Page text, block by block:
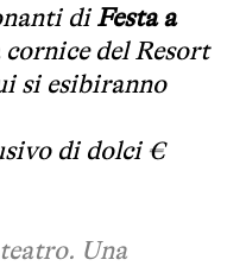
di Festa a
del Resort
si esibiranno
di dolci €
Una